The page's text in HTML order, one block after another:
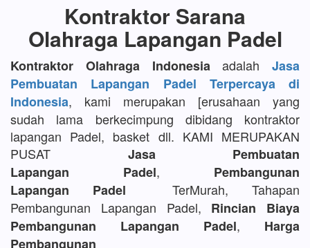
Kontraktor Sarana
Olahraga Lapangan Padel
Kontraktor Olahraga Indonesia adalah Jasa
Pembuatan Lapangan Padel Terpercaya di
Indonesia, kami merupakan [erusahaan yang
sudah lama berkecimpung dibidang kontraktor
lapangan Padel, basket dll. KAMI MERUPAKAN
PUSAT Jasa Pembuatan
Lapangan Padel, Pembangunan
Lapangan Padel TerMurah, Tahapan
Pembangunan Lapangan Padel, Rincian Biaya
Pembangunan Lapangan Padel, Harga
Pembangunan